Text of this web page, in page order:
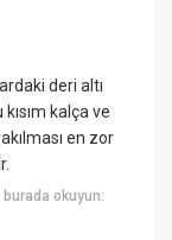
deri altı
kısım kalça ve
en zor
burada okuyun: